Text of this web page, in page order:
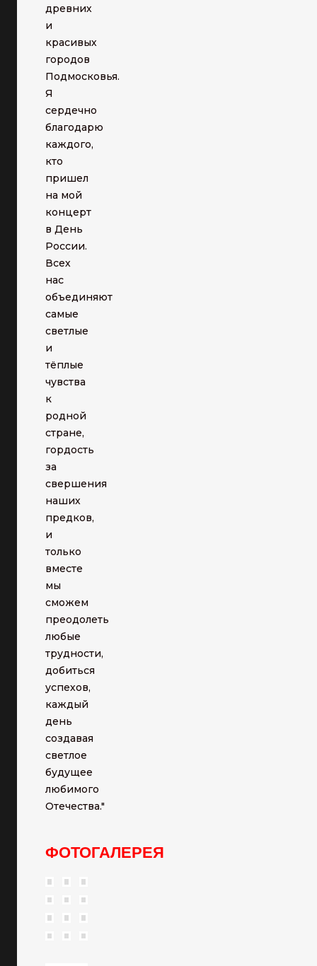
древних
и
красивых
городов
Подмосковья.
Я
сердечно
благодарю
каждого,
кто
пришел
на мой
концерт
в День
России.
Всех
нас
объединяют
самые
светлые
и
тёплые
чувства
к
родной
стране,
гордость
за
свершения
наших
предков,
и
только
вместе
мы
сможем
преодолеть
любые
трудности,
добиться
успехов,
каждый
день
создавая
светлое
будущее
любимого
Отечества."
ФОТОГАЛЕРЕЯ